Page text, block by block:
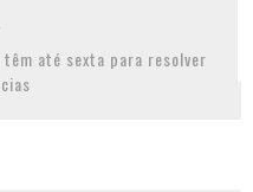
até sexta para resolver